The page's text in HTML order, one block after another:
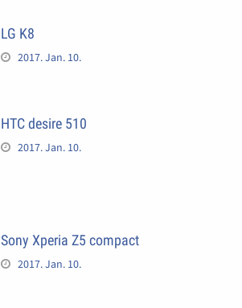
LG K8
2017. Jan. 10.
HTC desire 510
2017. Jan. 10.
Sony Xperia Z5 compact
2017. Jan. 10.